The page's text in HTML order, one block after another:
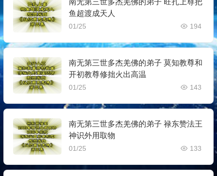
南无第三世多杰羌佛的弟子 旺扎上尊把
鱼超渡成天人
01/25 194
南无第三世多杰羌佛的弟子 莫知教尊和
开初教尊修拙火出高温
01/25 143
南无第三世多杰羌佛的弟子 禄东赞法王
神识外用取物
01/25 133